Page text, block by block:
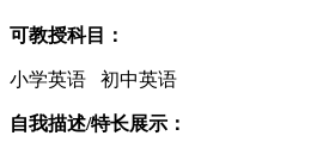
可教授科目：
小学英语 初中英语
自我描述/特长展示：